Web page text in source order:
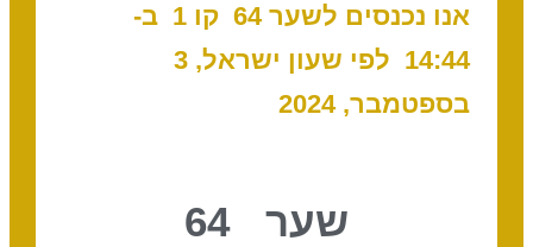
אנו נכנסים לשער 64 קו 1 ב-
14:44 לפי שעון ישראל, 3
בספטמבר, 2024
שער 64